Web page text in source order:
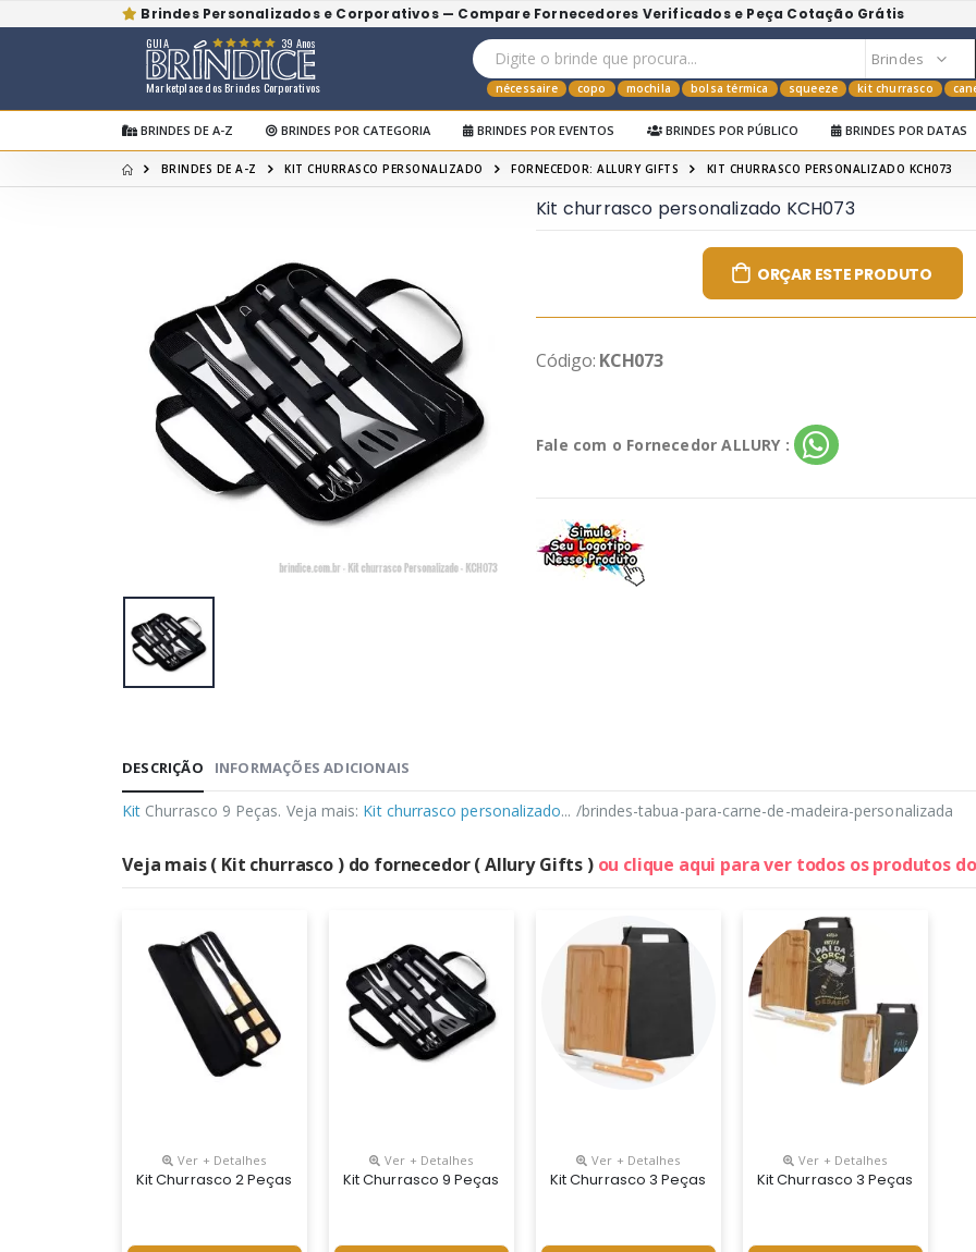
Brindes Personalizados e Corporativos — Compare Fornecedores Verificados e Peça Cotação Grátis
Marketplace dos Brindes Corporativos
GUIA 39 Anos
nécessaire copo mochila bolsa térmica squeeze kit churrasco
BRINDES DE A-Z BRINDES POR CATEGORIA BRINDES POR EVENTOS BRINDES POR PÚBLICO BRINDES POR DATAS
BRINDES DE A-Z KIT CHURRASCO PERSONALIZADO FORNECEDOR: ALLURY GIFTS KIT CHURRASCO PERSONALIZADO KCH073
Kit churrasco personalizado KCH073
ORÇAR ESTE PRODUTO
Código: KCH073
Fale com o Fornecedor ALLURY :
DESCRIÇÃO INFORMAÇÕES ADICIONAIS
Kit Churrasco 9 Peças. Veja mais: Kit churrasco personalizado... /brindes-tabua-para-carne-de-madeira-personalizada
Veja mais ( Kit churrasco ) do fornecedor ( Allury Gifts ) ou clique aqui para ver todos os produtos
Ver + Detalhes
Kit Churrasco 2 Peças
Ver + Detalhes
Kit Churrasco 9 Peças
Ver + Detalhes
Kit Churrasco 3 Peças
Ver + Detalhes
Kit Churrasco 3 Peças